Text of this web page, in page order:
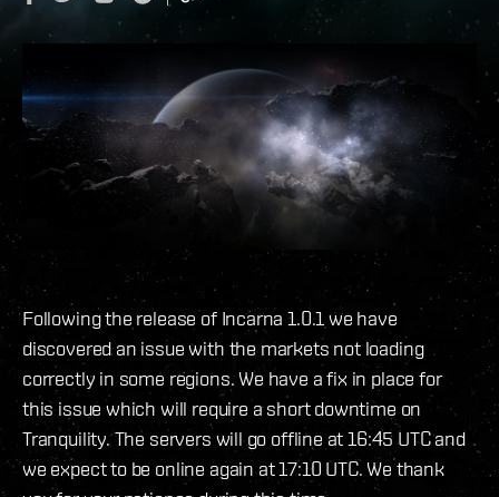
Following the release of Incarna 1.0.1 we have
discovered an issue with the markets not loading
correctly in some regions. We have a fix in place for
this issue which will require a short downtime on
Tranquility. The servers will go offline at 16:45 UTC and
we expect to be online again at 17:10 UTC. We thank